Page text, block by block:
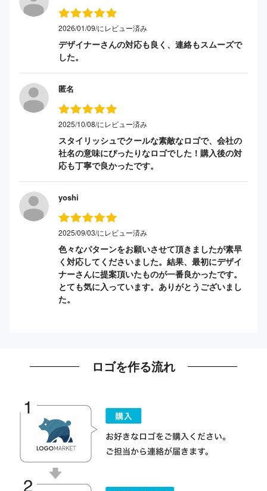
2026/01/09/にレビュー済み
デザイナーさんの対応も良く、連絡もスムーズで
した。
匿名
2025/10/08/にレビュー済み
スタイリッシュでクールな素敵なロゴで、会社の
社名の意味にぴったりなロゴでした！購入後の対
応も丁寧で良かったです。
yoshi
2025/09/03/にレビュー済み
色々なパターンをお願いさせて頂きましたが素早
く対応してくださいました。結果、最初にデザイ
ナーさんに提案頂いたものが一番良かったです。
とても気に入っています。ありがとうございまし
た。
ロゴを作る流れ